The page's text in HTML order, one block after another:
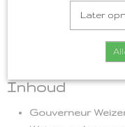
Een heerlijk
streekproducten en 2
heerlijke zomeravond
Inhoud
Gouverneur
Later